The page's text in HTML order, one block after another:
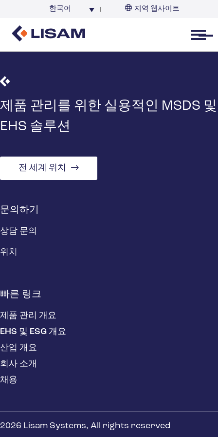
한국어 지역 웹사이트
Open menu
제품 관리를 위한 실용적인 MSDS 및
EHS 솔루션
전 세계 위치
문의하기
상담 문의
위치
빠른 링크
제품 관리 개요
EHS 및 ESG 개요
산업 개요
회사 소개
채용
2026 Lisam Systems, All rights reserved